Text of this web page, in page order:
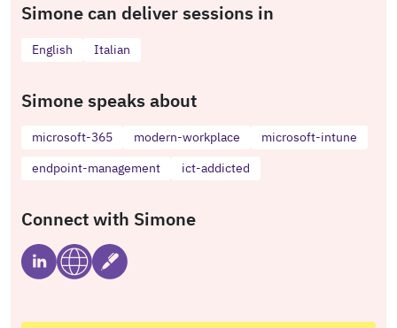
Simone can deliver sessions in
English Italian
Simone speaks about
microsoft-365 modern-workplace
microsoft-intune
endpoint-management
ict-addicted
Connect with Simone